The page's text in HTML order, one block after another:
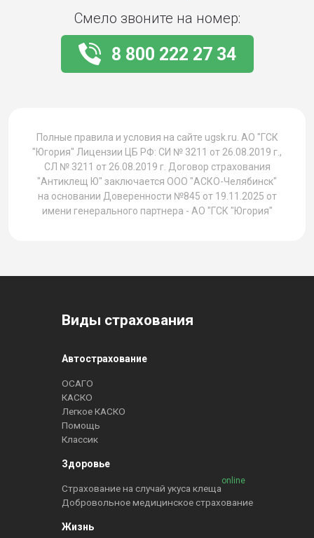
Смело звоните на номер:
8 800 222 27 34
Полные правила и условия на сайте ugsk.ru. АО "ГСК
"Югория" Лицензии ЦБ РФ: СИ № 3211 от 26.08.2019 г.,
СЛ № 3211 от 26.08.2019 г. Договор страхования
"Антиклещ Ю" заключается ООО "АСКО-Челябинск"
на основании Доверенности №845 от 19.11.2025 от
имени генерального партнера - АО "ГСК "Югория"
Виды страхования
Автострахование
ОСАГО
КАСКО
Легкое КАСКО
Помощь
Классик
Здоровье
Страхование на случай укуса клеща
online
Добровольное медицинское страхование
Жизнь